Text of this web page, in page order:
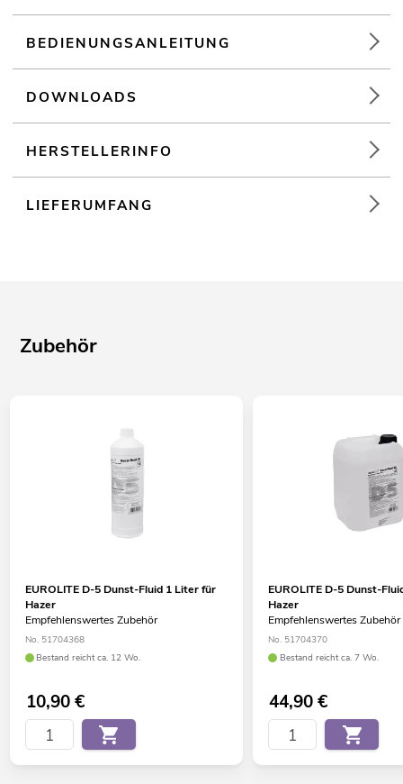
BEDIENUNGSANLEITUNG
DOWNLOADS
HERSTELLERINFO
LIEFERUMFANG
Zubehör
EUROLITE D-5 Dunst-Fluid 1 Liter für
Hazer
Empfehlenswertes Zubehör
No. 51704368
Bestand reicht ca. 12 Wo.
10,90€
EUROLITE D-5 Dunst-
Hazer
Empfehlenswertes Zubehör
No. 51704370
Bestand reicht ca. 7 Wo.
44,90€